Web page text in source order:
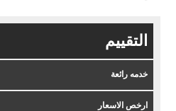
التقييم
خدمه رائعة
ارخص الاسعار